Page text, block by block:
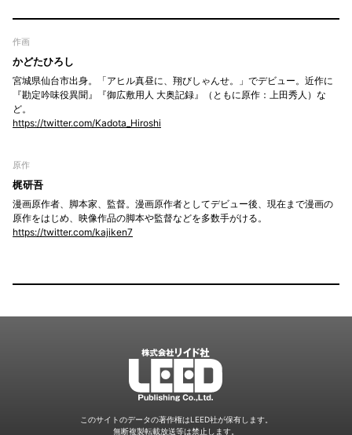
作画
かどたひろし
宮城県仙台市出身。「アヒル真昼に、翔びしゃんせ。」でデビュー。近作に
『勘定吟味役異聞』『御広敷用人 大奥記録』（ともに原作：上田秀人）な
ど。
https://twitter.com/Kadota_Hiroshi
原作
梶研吾
漫画原作者、脚本家、監督。漫画原作者としてデビュー後、現在まで漫画の
原作をはじめ、映像作品の脚本や監督などを多数手がける。
https://twitter.com/kajiken7
LEED
このサイトのデータの著作権はLEED社が保有します。
無断複製転載放送等は禁止します。